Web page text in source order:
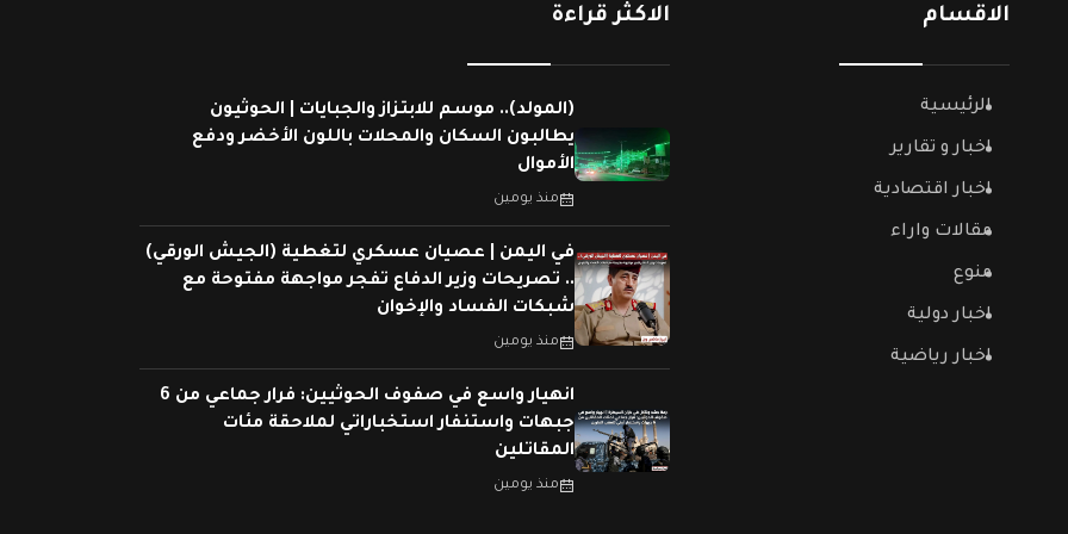
الاقسام
الرئيسية
اخبار و تقارير
اخبار اقتصادية
مقالات واراء
منوع
اخبار دولية
اخبار رياضية
الاكثر قراءة
(المولد).. موسم للابتزاز والجبايات | الحوثيون
يطالبون السكان والمحلات باللون الأخضر ودفع
الأموال
منذ يومين
في اليمن | عصيان عسكري لتغطية (الجيش الورقي)
.. تصريحات وزير الدفاع تفجر مواجهة مفتوحة مع
شبكات الفساد والإخوان
منذ يومين
انهيار واسع في صفوف الحوثيين: فرار جماعي من 6
جبهات واستنفار استخباراتي لملاحقة مئات
المقاتلين
منذ يومين